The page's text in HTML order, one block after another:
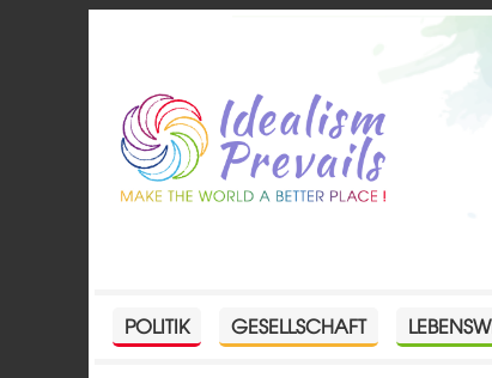
POLITIK GESELLSCHAFT